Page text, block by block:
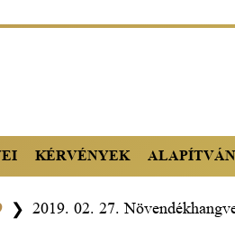
KÉRVÉNYEK
❯ 2019. 02. 27.